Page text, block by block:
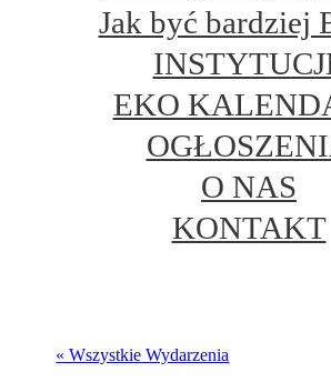
Jak być bardziej
EKO
O NAS
KONTAKT
« Wszystkie Wydarzenia